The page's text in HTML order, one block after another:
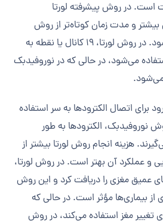
است. در روش پیشرفته لورتا
و مدت زمان کوتاه‌تر از روش
نوروفیدبک استفاده می‌شود. در روش لورتا، ۱۹ کانال یا نقطه به
می‌شود، در حالی که در نوروفیدبک
می‌شود.
برای اتصال الکترودها به سر استفاده
نوروفیدبک، الکترودها به طور
هزینه انجام روش لورتا بیشتر از
و عملکرد آن بهتر است. در روش لورتا،
عمیق مغزی را دریافت کرد و این روش
از بیماری‌ها مؤثر است. در حالی که
تغییر مغز استفاده می‌کند، در روش